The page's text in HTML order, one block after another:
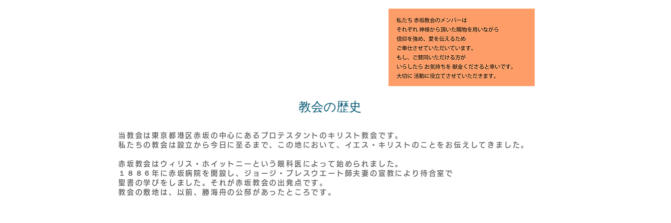
​教会の歴史
当教会は東京都港区赤坂の中心にあるプロテスタントのキリスト教会です。
私たちの教会は設立から今日に至るまで、 この地において、イエス・キリストのことをお伝えしてきました。
赤坂教会はウィリス・ホイットニーという眼科医によって 始められました。
１８８６年に赤坂病院を開設し、ジョージ・プレスウエート師夫妻の宣教により待合室で
聖書の学びをしました。 それが赤坂教会の出発点です。
教会の敷地は、以前、勝海舟の公邸があったところです。